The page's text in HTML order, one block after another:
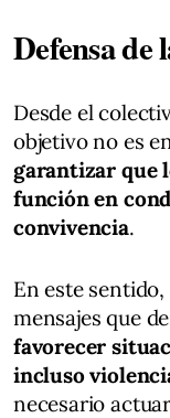
Defensa
Desde el
objetivo no es
garantizar que
función en
convivencia.
En este
mensajes que
favorecer
incluso
necesario